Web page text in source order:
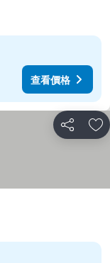
查看價格
分享 加